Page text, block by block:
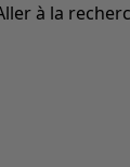
à la